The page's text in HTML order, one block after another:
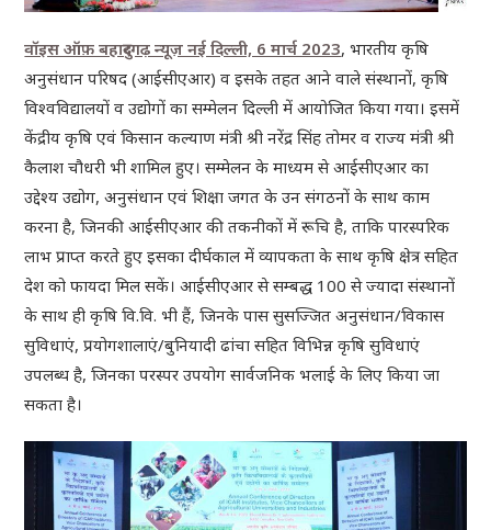
वॉइस ऑफ़ बहादुरगढ़ न्यूज़ नई दिल्ली, 6 मार्च 2023, भारतीय कृषि
अनुसंधान परिषद (आईसीएआर) व इसके तहत आने वाले संस्थानों, कृषि
विश्वविद्यालयों व उद्योगों का सम्मेलन दिल्ली में आयोजित किया गया। इसमें
केंद्रीय कृषि एवं किसान कल्याण मंत्री श्री नरेंद्र सिंह तोमर व राज्य मंत्री श्री
कैलाश चौधरी भी शामिल हुए। सम्मेलन के माध्यम से आईसीएआर का
उद्देश्य उद्योग, अनुसंधान एवं शिक्षा जगत के उन संगठनों के साथ काम
करना है, जिनकी आईसीएआर की तकनीकों में रूचि है, ताकि पारस्परिक
लाभ प्राप्त करते हुए इसका दीर्घकाल में व्यापकता के साथ कृषि क्षेत्र सहित
देश को फायदा मिल सकें। आईसीएआर से सम्बद्ध 100 से ज्यादा संस्थानों
के साथ ही कृषि वि.वि. भी हैं, जिनके पास सुसज्जित अनुसंधान/विकास
सुविधाएं, प्रयोगशालाएं/बुनियादी ढांचा सहित विभिन्न कृषि सुविधाएं
उपलब्ध है, जिनका परस्पर उपयोग सार्वजनिक भलाई के लिए किया जा
सकता है।